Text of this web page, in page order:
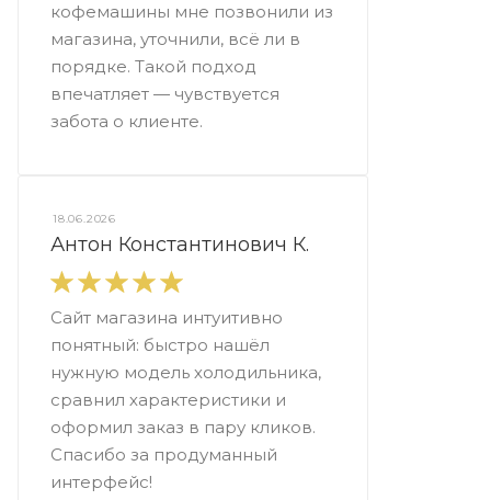
кофемашины мне позвонили из
магазина, уточнили, всё ли в
порядке. Такой подход
впечатляет — чувствуется
забота о клиенте.
18.06.2026
Антон Константинович К.
Сайт магазина интуитивно
понятный: быстро нашёл
нужную модель холодильника,
сравнил характеристики и
оформил заказ в пару кликов.
Спасибо за продуманный
интерфейс!